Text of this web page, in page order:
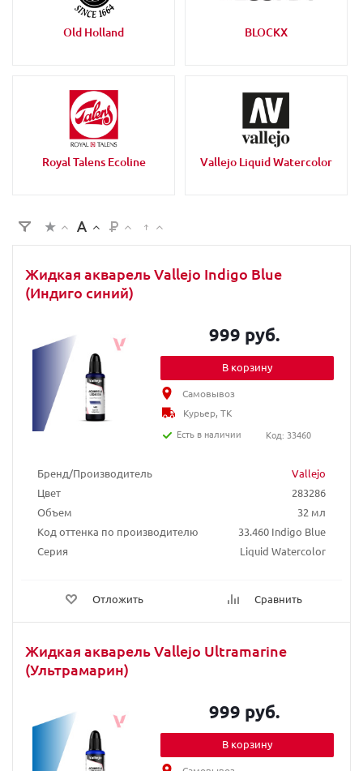
Old Holland BLOCKX
Royal Talens Ecoline Vallejo Liquid Watercolor
Жидкая акварель Vallejo Indigo Blue
(Индиго синий)
Бренд/Производитель
Vallejo
Цвет
283286
Объем
32 мл
Код оттенка по производителю
33.460 Indigo Blue
Серия
Liquid Watercolor
Отложить Сравнить
999 руб.
В корзину
Самовывоз
Курьер, ТК
Есть в наличии
Код: 33460
Жидкая акварель Vallejo Ultramarine
(Ультрамарин)
999 руб.
В корзину